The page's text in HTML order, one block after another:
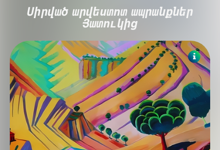
Սիրված արվեստոտ ապրանքներ
Յատուկից